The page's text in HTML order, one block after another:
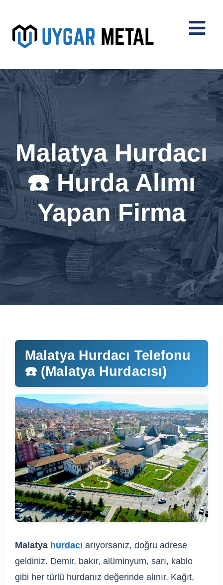
Malatya Hurdacı
☎️ Hurda Alımı
Yapan Firma
Malatya Hurdacı Telefonu
☎️ (Malatya Hurdacısı)
Malatya hurdacı arıyorsanız, doğru adrese
geldiniz. Demir, bakır, alüminyum, sarı, kablo
gibi her türlü hurdanız değerinde alınır. Kağıt,